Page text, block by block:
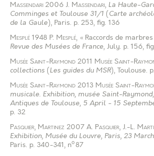
Massendari 2006 J. Massendari, La Haute-
Comminges et Toulouse 31/1 (Carte
de la Gaule), Paris. p. 253, fig. 136
Mesplé 1948 P. Mesplé, « Raccords de
Revue des Musées de France, July. p. 156,
Musée Saint-Raymond 2011 Musée Saint-
collections (Les guides du MSR), Toulouse.
Musée Saint-Raymond 2013 Musée Saint-
musicale. Exhibition, musée Saint-
Antiques de Toulouse, 5 April - 15
p. 32
Pasquier, Martinez 2007 A. Pasquier, J.-L.
Exhibition, Musée du Louvre, Paris, 23
Paris. p. 340-341, no87